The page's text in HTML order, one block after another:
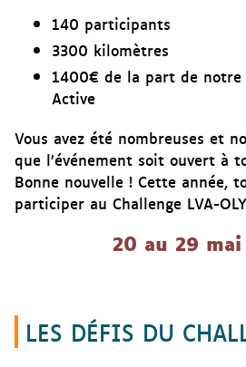
140 participants
3300 kilomètres
1400€ de la part de
Active
Vous avez été nombreuses et
que l’événement soit ouvert à
Bonne nouvelle ! Cette année,
participer au Challenge LVA-
20 au 29
LES DÉFIS DU